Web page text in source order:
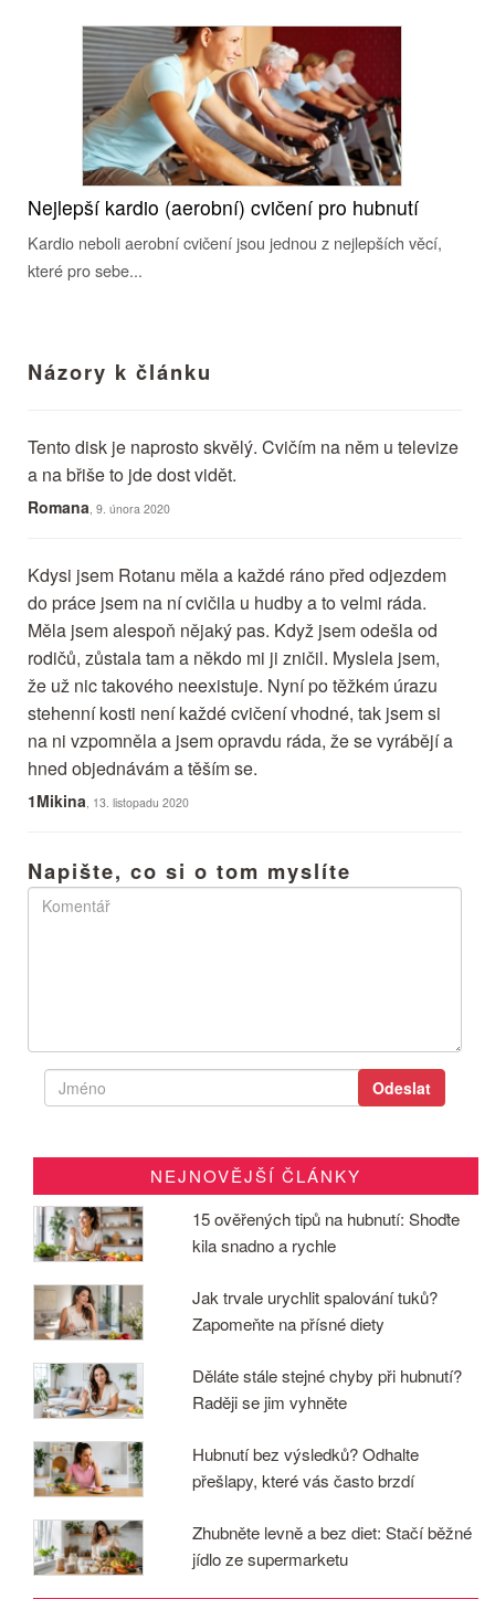
Nejlepší kardio (aerobní) cvičení pro hubnutí
Kardio neboli aerobní cvičení jsou jednou z nejlepších věcí,
které pro sebe...
Názory k článku
Tento disk je naprosto skvělý. Cvičím na něm u televize
a na břiše to jde dost vidět.
Romana , 9. února 2020
Kdysi jsem Rotanu měla a každé ráno před odjezdem
do práce jsem na ní cvičila u hudby a to velmi ráda.
Měla jsem alespoň nějaký pas. Když jsem odešla od
rodičů, zůstala tam a někdo mi ji zničil. Myslela jsem,
že už nic takového neexistuje. Nyní po těžkém úrazu
stehenní kosti není každé cvičení vhodné, tak jsem si
na ni vzpomněla a jsem opravdu ráda, že se vyrábějí a
hned objednávám a těším se.
1Mikina , 13. listopadu 2020
Napište, co si o tom myslíte
NEJNOVĚJŠÍ ČLÁNKY
15 ověřených tipů na hubnutí: Shoďte
kila snadno a rychle
Jak trvale urychlit spalování tuků?
Zapomeňte na přísné diety
Děláte stále stejné chyby při hubnutí?
Raději se jim vyhněte
Hubnutí bez výsledků? Odhalte
přešlapy, které vás často brzdí
Zhubněte levně a bez diet: Stačí běžné
jídlo ze supermarketu